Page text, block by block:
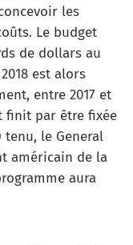
les
Le budget
de dollars au
est alors
entre 2017 et
finit par être fixée
tenu, le General
américain de la
aura